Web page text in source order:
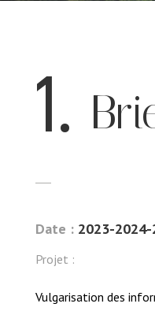
1.
Date :2023-2024-
Projet :
Vulgarisation des